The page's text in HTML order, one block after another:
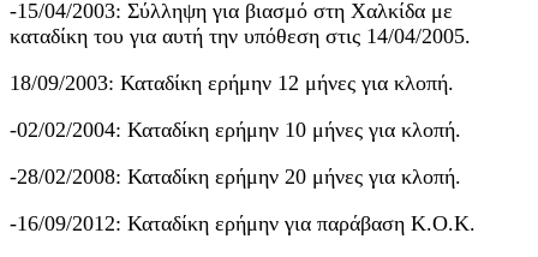
-15/04/2003: Σύλληψη για βιασμό στη Χαλκίδα με
καταδίκη του για αυτή την υπόθεση στις 14/04/2005.
18/09/2003: Καταδίκη ερήμην 12 μήνες για κλοπή.
-02/02/2004: Καταδίκη ερήμην 10 μήνες για κλοπή.
-28/02/2008: Καταδίκη ερήμην 20 μήνες για κλοπή.
-16/09/2012: Καταδίκη ερήμην για παράβαση Κ.Ο.Κ.